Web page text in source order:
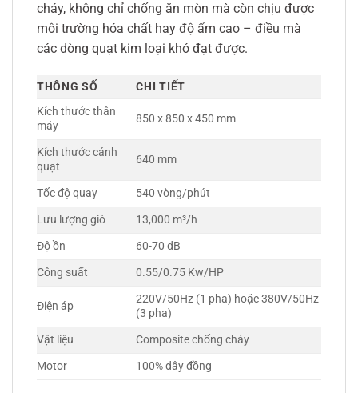
cháy, không chỉ chống ăn mòn mà còn chịu được
môi trường hóa chất hay độ ẩm cao – điều mà
các dòng quạt kim loại khó đạt được.
THÔNG SỐ
CHI TIẾT
Kích thước thân
máy
850 x 850 x 450 mm
Kích thước cánh
quạt
640 mm
Tốc độ quay
540 vòng/phút
Lưu lượng gió
13,000 m³/h
Độ ồn
60-70 dB
Công suất
0.55/0.75 Kw/HP
Điện áp
220V/50Hz (1 pha) hoặc 380V/50Hz
(3 pha)
Vật liệu
Composite chống cháy
Motor
100% dây đồng